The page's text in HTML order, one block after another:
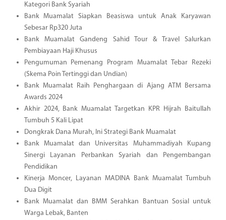
Kategori Bank Syariah
Bank Muamalat Siapkan Beasiswa untuk Anak Karyawan
Sebesar Rp320 Juta
Bank Muamalat Gandeng Sahid Tour & Travel Salurkan
Pembiayaan Haji Khusus
Pengumuman Pemenang Program Muamalat Tebar Rezeki
(Skema Poin Tertinggi dan Undian)
Bank Muamalat Raih Penghargaan di Ajang ATM Bersama
Awards 2024
Akhir 2024, Bank Muamalat Targetkan KPR Hijrah Baitullah
Tumbuh 5 Kali Lipat
Dongkrak Dana Murah, Ini Strategi Bank Muamalat
Bank Muamalat dan Universitas Muhammadiyah Kupang
Sinergi Layanan Perbankan Syariah dan Pengembangan
Pendidikan
Kinerja Moncer, Layanan MADINA Bank Muamalat Tumbuh
Dua Digit
Bank Muamalat dan BMM Serahkan Bantuan Sosial untuk
Warga Lebak, Banten